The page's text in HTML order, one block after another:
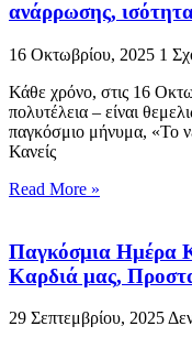
ανάρρωσης,
16 Οκτωβρίου, 2025 1
Κάθε χρόνο, στις 16
πολυτέλεια – είναι
παγκόσμιο μήνυμα, «Το
Κανείς
Read More »
Παγκόσμια Ημέρα
Καρδιά μας,
29 Σεπτεμβρίου, 2025